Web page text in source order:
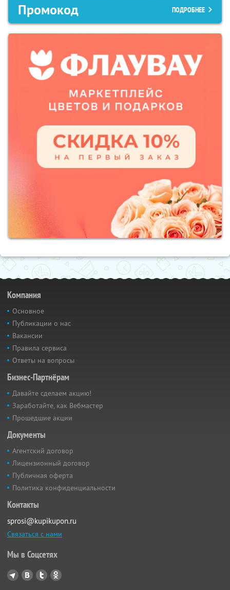
Промокод ПОДРОБНЕЕ
Компания
Основное
Публикации о нас
Вакансии
Правила сервиса
Ответы на вопросы
Бизнес-Партнёрам
Давайте сделаем акцию!
Заработайте, как Вебмастер
Прошедшие акции
Документы
Агентский договор
Лицензионный договор
Публичная оферта
Политика конфиденциальности
Контакты
sprosi@kupikupon.ru
Связаться с нами
Мы в Соцсетях